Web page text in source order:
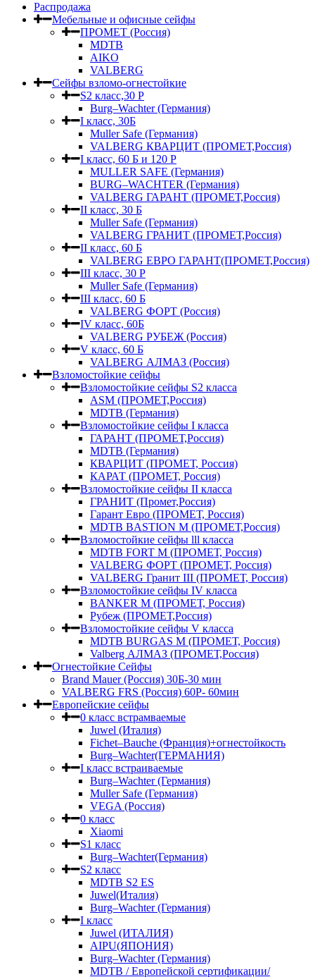
Распродажа
Мебельные и офисные сейфы
ПРОМЕТ (Россия)
MDTB
AIKO
VALBERG
Сейфы взломо-огнестойкие
S2 класс,30 Р
Burg–Wachter (Германия)
I класс, 30Б
Muller Safe (Германия)
VALBERG КВАРЦИТ (ПРОМЕТ,Россия)
I класс, 60 Б и 120 Р
MULLER SAFE (Германия)
BURG–WACHTER (Германия)
VALBERG ГАРАНТ (ПРОМЕТ,Россия)
II класс, 30 Б
Muller Safe (Германия)
VALBERG ГРАНИТ (ПРОМЕТ,Россия)
II класс, 60 Б
VALBERG ЕВРО ГАРАНТ(ПРОМЕТ,Россия)
III класс, 30 Р
Muller Safe (Германия)
III класс, 60 Б
VALBERG ФОРТ (Россия)
IV класс, 60Б
VALBERG РУБЕЖ (Россия)
V класс, 60 Б
VALBERG АЛМАЗ (Россия)
Взломостойкие сейфы
Взломостойкие сейфы S2 класса
ASM (ПРОМЕТ,Россия)
MDTB (Германия)
Взломостойкие сейфы I класса
ГАРАНТ (ПРОМЕТ,Россия)
MDTB (Германия)
КВАРЦИТ (ПРОМЕТ, Россия)
КАРАТ (ПРОМЕТ, Россия)
Взломостойкие сейфы II класса
ГРАНИТ (Промет,Россия)
Гарант Евро (ПРОМЕТ, Россия)
MDTB BASTION M (ПРОМЕТ,Россия)
Взломостойкие сейфы lll класса
MDTB FORT M (ПРОМЕТ, Россия)
VALBERG ФОРТ (ПРОМЕТ, Россия)
VALBERG Гранит III (ПРОМЕТ, Россия)
Взломостойкие сейфы IV класса
BANKER M (ПРОМЕТ, Россия)
Рубеж (ПРОМЕТ,Россия)
Взломостойкие сейфы V класса
MDTB BURGAS M (ПРОМЕТ, Россия)
Valberg АЛМАЗ (ПРОМЕТ,Россия)
Огнестойкие Сейфы
Brand Mauer (Россия) 30Б-30 мин
VALBERG FRS (Россия) 60Р- 60мин
Европейские сейфы
0 класс встрамваемые
Juwel (Италия)
Fichet–Bauche (Франция)+огнестойкость
Burg–Wachter(ГЕРМАНИЯ)
I класс встраиваемые
Burg–Wachter (Германия)
Muller Safe (Германия)
VEGA (Россия)
0 класс
Xiaomi
S1 класс
Burg–Wachter(Германия)
S2 класс
MDTB S2 ES
Juwel(Италия)
Burg–Wachter (Германия)
I класс
Juwel (ИТАЛИЯ)
AIPU(ЯПОНИЯ)
Burg–Wachter (Германия)
MDTB / Европейской сертификации/